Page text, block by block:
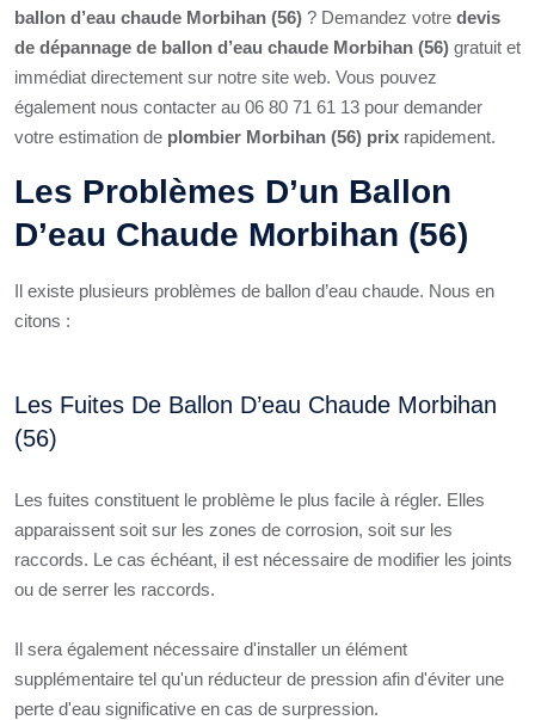
ballon d’eau chaude Morbihan (56) ? Demandez votre devis
de dépannage de ballon d’eau chaude Morbihan (56) gratuit et
immédiat directement sur notre site web. Vous pouvez
également nous contacter au 06 80 71 61 13 pour demander
votre estimation de plombier Morbihan (56) prix rapidement.
Les Problèmes D’un Ballon
D’eau Chaude Morbihan (56)
Il existe plusieurs problèmes de ballon d’eau chaude. Nous en
citons :
Les Fuites De Ballon D’eau Chaude Morbihan
(56)
Les fuites constituent le problème le plus facile à régler. Elles
apparaissent soit sur les zones de corrosion, soit sur les
raccords. Le cas échéant, il est nécessaire de modifier les joints
ou de serrer les raccords.
Il sera également nécessaire d'installer un élément
supplémentaire tel qu'un réducteur de pression afin d'éviter une
perte d'eau significative en cas de surpression.